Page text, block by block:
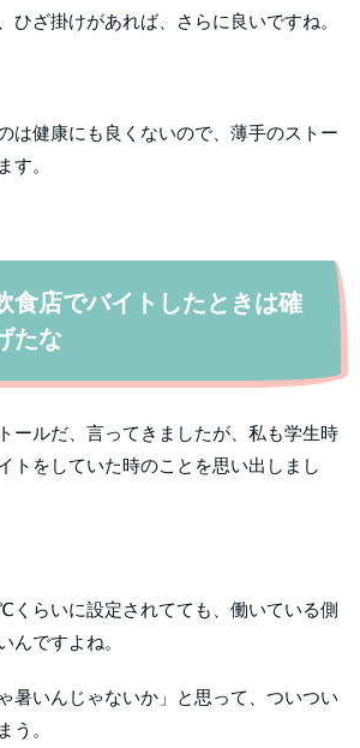
ひざ掛けがあれば、さらに良いですね。
は健康にも良くないので、薄手のストー
す。
食店でバイトしたときは確
たな
ールだ、言ってきましたが、私も学生時
トをしていた時のことを思い出しまし
くらいに設定されてても、働いている側
んですよね。
暑いんじゃないか」と思って、ついつい
う。